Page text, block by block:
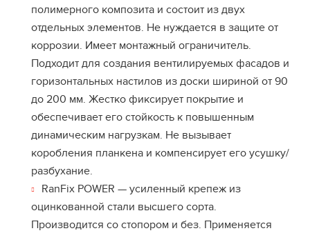
полимерного композита и состоит из двух
отдельных элементов. Не нуждается в защите от
коррозии. Имеет монтажный ограничитель.
Подходит для создания вентилируемых фасадов и
горизонтальных настилов из доски шириной от 90
до 200 мм. Жестко фиксирует покрытие и
обеспечивает его стойкость к повышенным
динамическим нагрузкам. Не вызывает
коробления планкена и компенсирует его усушку/
разбухание.
RanFix POWER — усиленный крепеж из
оцинкованной стали высшего сорта.
Производится со стопором и без. Применяется